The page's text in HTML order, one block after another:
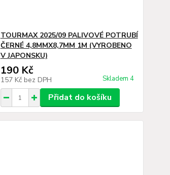
TOURMAX 2025/09 PALIVOVÉ POTRUBÍ
ČERNÉ 4,8MMX8,7MM 1M (VYROBENO
V JAPONSKU)
190 Kč
157 Kč bez DPH Skladem 4
Přidat do košíku